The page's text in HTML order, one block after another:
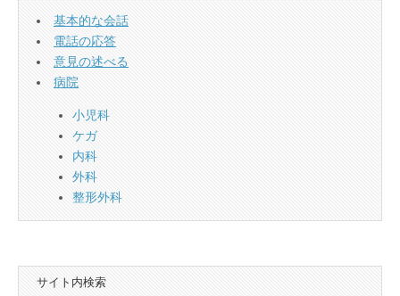
基本的な会話
電話の応答
意見の述べる
病院
小児科
ケガ
内科
外科
整形外科
サイト内検索